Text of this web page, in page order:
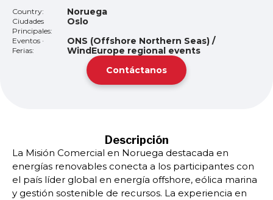
Country: Noruega
Ciudades
Principales:
Oslo
Eventos ·
Ferias:
ONS (Offshore Northern Seas) /
WindEurope regional events
Contáctanos
Descripción
La Misión Comercial en Noruega destacada en
energías renovables conecta a los participantes con
el país líder global en energía offshore, eólica marina
y gestión sostenible de recursos. La experiencia en